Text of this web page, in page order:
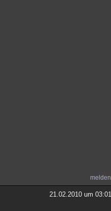
melden
21.02.2010 um 03:01